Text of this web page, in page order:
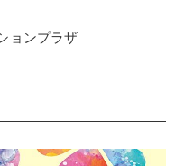
ョンプラザ